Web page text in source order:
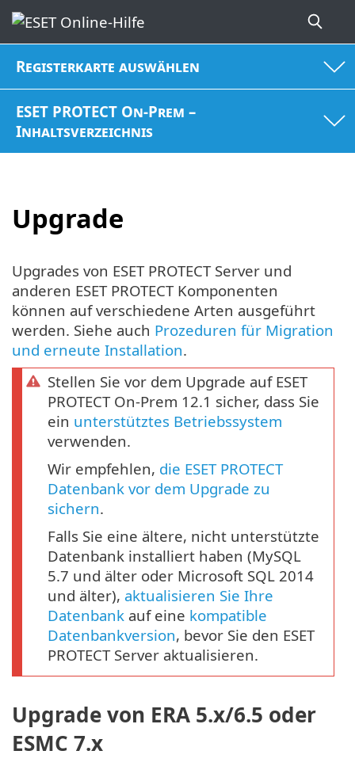
Registerkarte auswählen
ESET PROTECT On-Prem –
Inhaltsverzeichnis
Upgrade
Upgrades von ESET PROTECT Server und
anderen ESET PROTECT Komponenten
können auf verschiedene Arten ausgeführt
werden. Siehe auch Prozeduren für Migration
und erneute Installation.
Stellen Sie vor dem Upgrade auf ESET
PROTECT On-Prem 12.1 sicher, dass Sie
ein unterstütztes Betriebssystem
verwenden.
Wir empfehlen, die ESET PROTECT
Datenbank vor dem Upgrade zu
sichern.
Falls Sie eine ältere, nicht unterstützte
Datenbank installiert haben (MySQL
5.7 und älter oder Microsoft SQL 2014
und älter), aktualisieren Sie Ihre
Datenbank auf eine kompatible
Datenbankversion, bevor Sie den ESET
PROTECT Server aktualisieren.
Upgrade von ERA 5.x/6.5 oder
ESMC 7.x